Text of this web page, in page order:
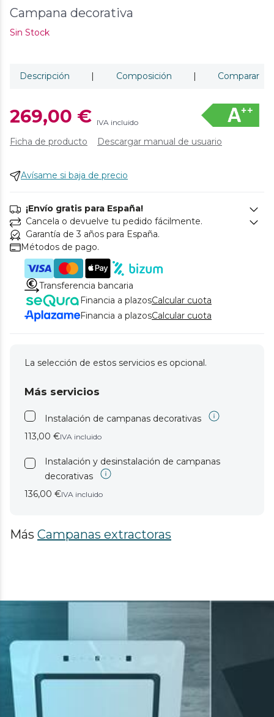
Campana decorativa
Sin Stock
Descripción | Composición | Comparar
269,00 € IVA incluido
Ficha de producto Descargar manual de usuario
Avísame si baja de precio
¡Envío gratis para España!
Cancela o devuelve tu pedido fácilmente.
Garantía de 3 años para España.
Métodos de pago.
Transferencia bancaria
Financia a plazosCalcular cuota
Financia a plazosCalcular cuota
La selección de estos servicios es opcional.
Más servicios
Instalación de campanas decorativas
113,00 €IVA incluido
Instalación y desinstalación de campanas
decorativas
136,00 €IVA incluido
Más Campanas extractoras